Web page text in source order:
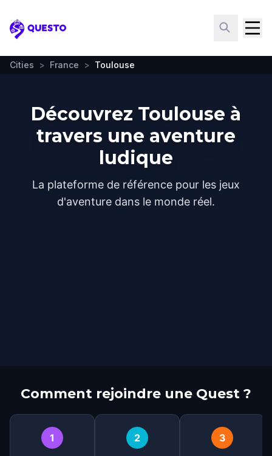
Questo
Cities > France > Toulouse
Découvrez Toulouse à
travers une aventure
ludique
La plateforme de référence pour les jeux
d'aventure dans le monde réel.
Comment rejoindre une Quest ?
1 2 3